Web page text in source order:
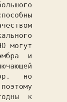
могут
и
но
к